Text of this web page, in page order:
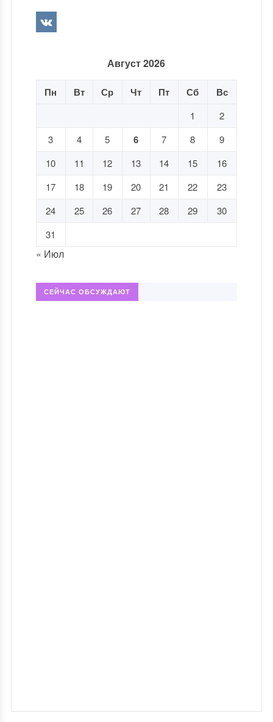
Август 2026
Пн Вт Ср Чт Пт Сб Вс
1
2
3
4 5 6 7 8
9
10
11 12 13 14 15
16
17
18 19 20 21 22
23
24
25 26 27 28 29
30
31
« Июл
СЕЙЧАС ОБСУЖДАЮТ